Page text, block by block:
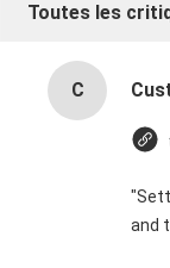
Toutes les
C
and